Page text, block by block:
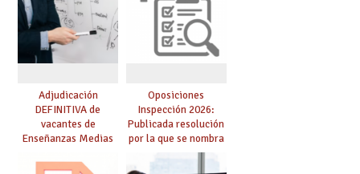
Adjudicación
DEFINITIVA de
vacantes de
Enseñanzas Medias
Oposiciones
Inspección 2026:
Publicada resolución
por la que se nombra
funcionarios/as en
prácticas, se regulan